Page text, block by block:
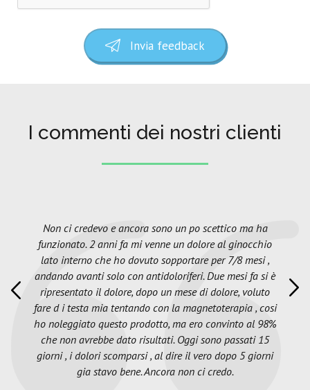
Invia feedback
I commenti dei nostri clienti
Non ci credevo e ancora sono un po scettico ma ha
funzionato. 2 anni fa mi venne un dolore al ginocchio
lato interno che ho dovuto sopportare per 7/8 mesi ,
andando avanti solo con antidoloriferi. Due mesi fa si è
ripresentato il dolore, dopo un mese di dolore, voluto
fare d i testa mia tentando con la magnetoterapia , cosi
ho noleggiato questo prodotto, ma ero convinto al 98%
che non avrebbe dato risultati. Oggi sono passati 15
giorni , i dolori scomparsi , al dire il vero dopo 5 giorni
gia stavo bene. Ancora non ci credo.